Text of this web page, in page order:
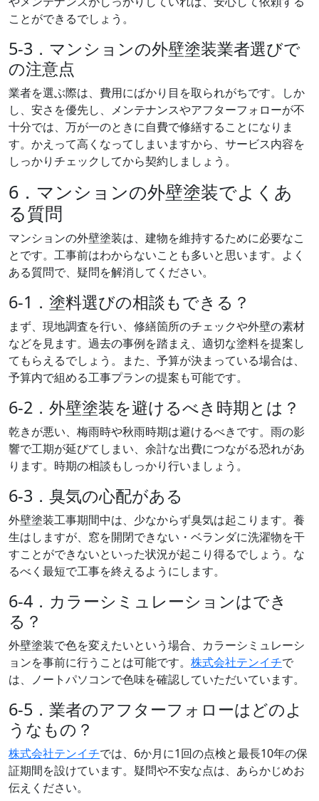
ことができるでしょう。
5-3．マンションの外壁塗装業者選びで
の注意点
業者を選ぶ際は、費用にばかり目を取られがちです。しか
し、安さを優先し、メンテナンスやアフターフォローが不
十分では、万が一のときに自費で修繕することになりま
す。かえって高くなってしまいますから、サービス内容を
しっかりチェックしてから契約しましょう。
6．マンションの外壁塗装でよくあ
る質問
マンションの外壁塗装は、建物を維持するために必要なこ
とです。工事前はわからないことも多いと思います。よく
ある質問で、疑問を解消してください。
6-1．塗料選びの相談もできる？
まず、現地調査を行い、修繕箇所のチェックや外壁の素材
などを見ます。過去の事例を踏まえ、適切な塗料を提案し
てもらえるでしょう。また、予算が決まっている場合は、
予算内で組める工事プランの提案も可能です。
6-2．外壁塗装を避けるべき時期とは？
乾きが悪い、梅雨時や秋雨時期は避けるべきです。雨の影
響で工期が延びてしまい、余計な出費につながる恐れがあ
ります。時期の相談もしっかり行いましょう。
6-3．臭気の心配がある
外壁塗装工事期間中は、少なからず臭気は起こります。養
生はしますが、窓を開閉できない・ベランダに洗濯物を干
すことができないといった状況が起こり得るでしょう。な
るべく最短で工事を終えるようにします。
6-4．カラーシミュレーションはでき
る？
外壁塗装で色を変えたいという場合、カラーシミュレーシ
ョンを事前に行うことは可能です。 株式会社テンイチで
は、ノートパソコンで色味を確認していただいています。
6-5．業者のアフターフォローはどのよ
うなもの？
株式会社テンイチでは、6か月に1回の点検と最長10年の保
証期間を設けています。疑問や不安な点は、あらかじめお
伝えください。